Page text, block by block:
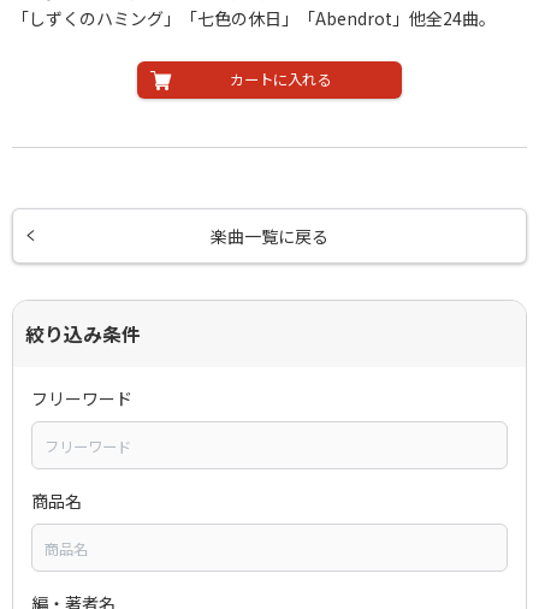
「しずくのハミング」「七色の休日」「Abendrot」他全24曲。
カートに入れる
楽曲一覧に戻る
絞り込み条件
フリーワード
商品名
編・著者名